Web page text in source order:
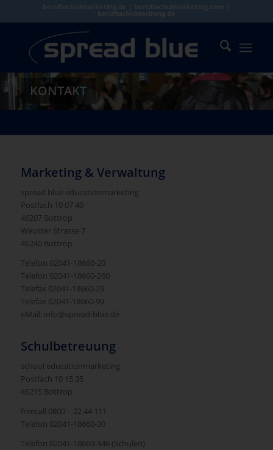
berufsschulmarketing.de | berufsschulmarketing.com |
berufsschulwerbung.de
KONTAKT
Marketing & Verwaltung
spread blue educationmarketing
Postfach 10 07 40
46207 Bottrop
Weuster Strasse 7
46240 Bottrop
Telefon 02041-18660-20
Telefon 02041-18660-260
Telefax 02041-18660-29
Telefax 02041-18660-99
eMail: info@spread-blue.de
Schulbetreuung
school educationmarketing
Postfach 10 15 35
46215 Bottrop
freecall 0800 – 22 44 111
Telefon 02041-18660-30
Telefon 02041-18660-346 (Schulen)